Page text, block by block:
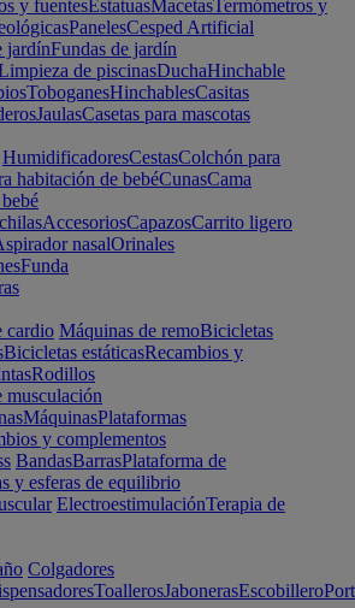
y fuentesEstatuasMacetasTermómetros y
PanelesCesped Artificial
jardínFundas de jardín
de piscinasDuchaHinchable
ToboganesHinchablesCasitas
JaulasCasetas para mascotas
HumidificadoresCestasColchón para
habitación de bebéCunasCama
AccesoriosCapazosCarrito ligero
nasalOrinales
Funda
cardio Máquinas de remoBicicletas
Bicicletas estáticasRecambios y
Rodillos
musculación
MáquinasPlataformas
y complementos
BandasBarrasPlataforma de
y esferas de equilibrio
ElectroestimulaciónTerapia de
Colgadores
ToallerosJabonerasEscobillero